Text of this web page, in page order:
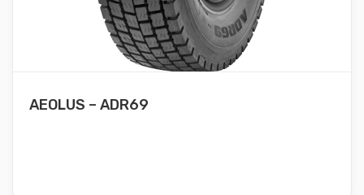
AEOLUS – ADR69